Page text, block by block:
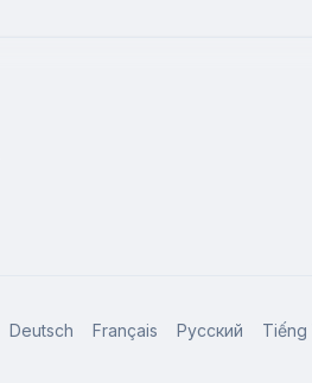
Deutsch Français Русский Tiếng